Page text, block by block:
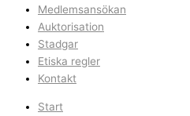
Medlemsansökan
Auktorisation
Stadgar
Etiska regler
Kontakt
Start